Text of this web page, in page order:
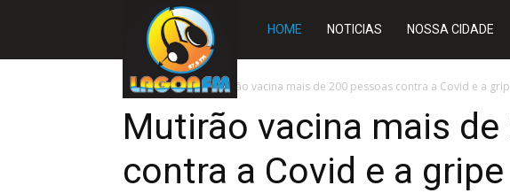
Rádio
Lagoa
FM
HOME NOTICIAS NOSSA CIDADE
Início SLIDE Mutirão vacina mais de 200 pessoas contra a Covid e a
Mutirão vacina mais
contra a Covid e a